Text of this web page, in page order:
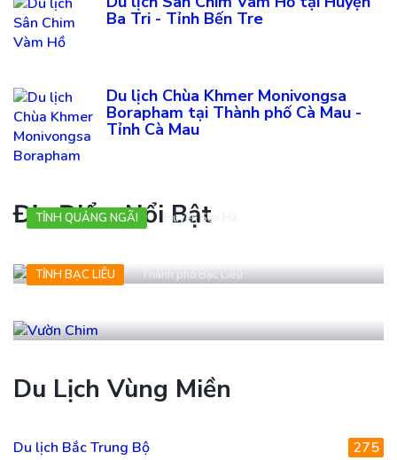
Ba Tri - Tỉnh Bến Tre
Du lịch Chùa Khmer Monivongsa
Borapham tại Thành phố Cà Mau -
Tỉnh Cà Mau
Địa Điểm Nổi Bật
TỈNH QUẢNG NGÃI Huyện Sơn Hà
TỈNH BẠC LIÊU Thành phố Bạc Liêu
Du Lịch Vùng Miền
Du lịch Bắc Trung Bộ
275